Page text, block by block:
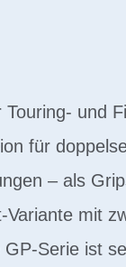
Touring- und
für
– als
Variante mit
Serie ist